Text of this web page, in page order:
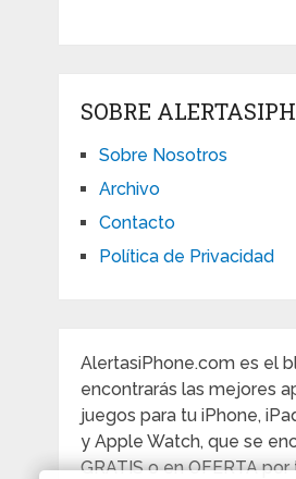
SOBRE
Sobre Nosotros
Archivo
Contacto
Política de Privacidad
AlertasiPhone.com es el
encontrarás las mejores
juegos para tu iPhone,
y Apple Watch, que se
GRATIS o en OFERTA